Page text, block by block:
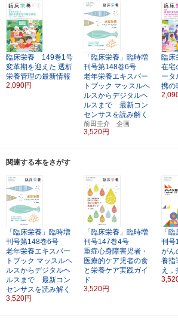
臨床栄養 149巻1号
変革期を迎えた 透析
栄養管理の最新情報
2,090円
「臨床栄養」臨時増
刊号第148巻6号
老年栄養エキスパー
トブック マッスルヘ
ルスからデジタルヘ
ルスまで 最新コン
センサスを読み解く
前田圭介 企画
3,520円
臨
在宅
ータ
携の
関連する本をさがす
「臨床栄養」臨時増
刊号第148巻6号
老年栄養エキスパー
トブック マッスルヘ
ルスからデジタルヘ
ルスまで 最新コン
センサスを読み解く
3,520円
「臨床栄養」臨時増
刊号147巻4号
重症心身障害児者・
医療的ケア児者の食
と栄養ケア実践ガイ
ド
3,520円
「
刊号
がん
養指
え，